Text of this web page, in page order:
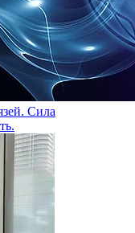
Сила